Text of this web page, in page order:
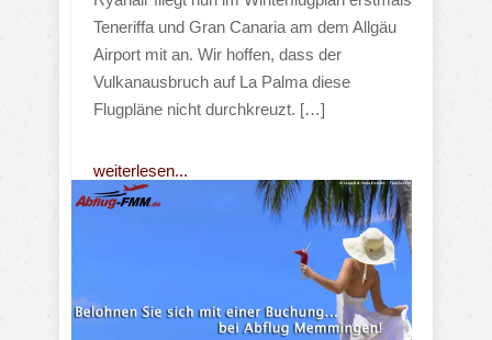
Teneriffa und Gran Canaria am dem Allgäu
Airport mit an. Wir hoffen, dass der
Vulkanausbruch auf La Palma diese
Flugpläne nicht durchkreuzt. […]
weiterlesen...